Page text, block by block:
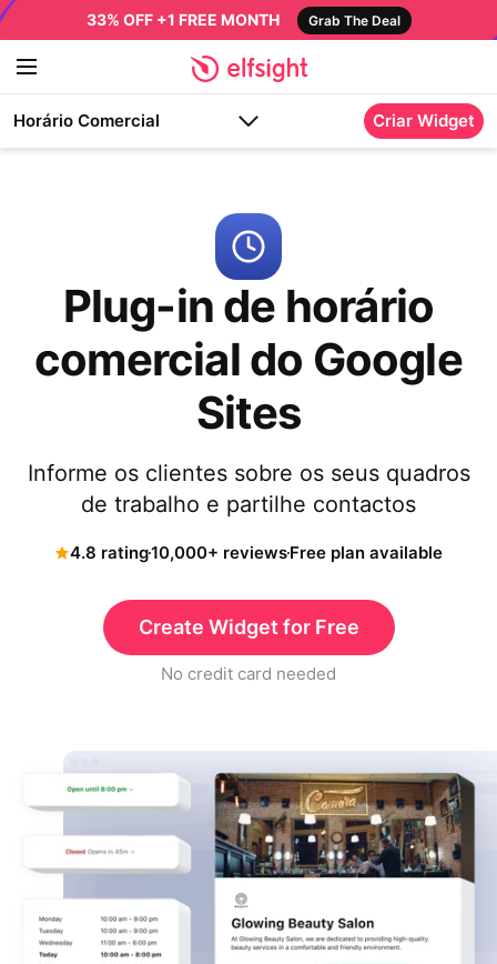
33% OFF +1 FREE MONTH Grab The Deal
Horário Comercial Criar Widget
Plug-in de horário
comercial do Google
Sites
Informe os clientes sobre os seus quadros
de trabalho e partilhe contactos
4.8 rating10,000+ reviewsFree plan available
Create Widget for Free
No credit card needed